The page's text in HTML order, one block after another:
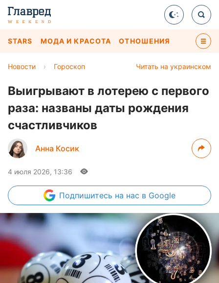
STARS МОДА И КРАСОТА ОТНОШЕНИЯ
Читать на украинском
Новости › Гороскоп
Выигрывают в лотерею с первого
раза: названы даты рождения
счастливчиков
Анна Косик
4 июля 2026, 13:36
Подпишитесь на нас в Google